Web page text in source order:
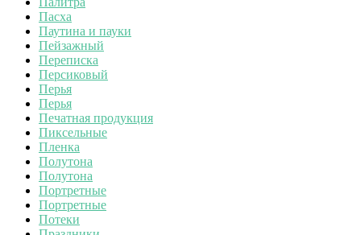
Пасха
Паутина и пауки
Пейзажный
Переписка
Персиковый
Перья
Перья
Печатная продукция
Пиксельные
Пленка
Полутона
Полутона
Портретные
Портретные
Потеки